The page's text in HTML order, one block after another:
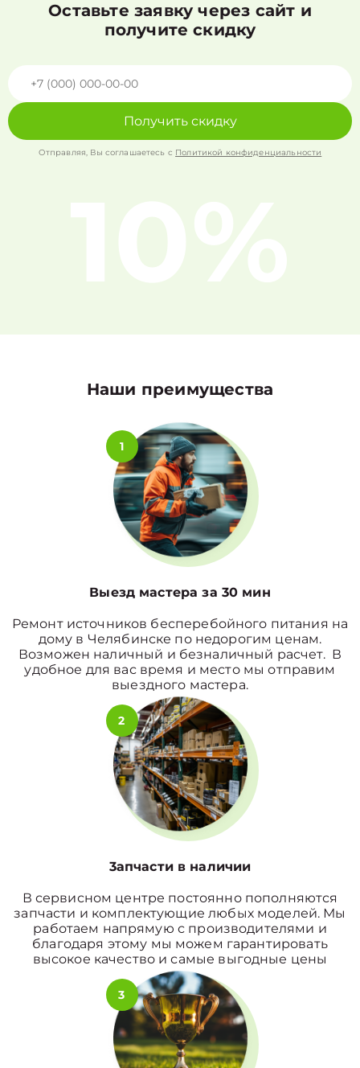
Оставьте заявку через сайт и
получите скидку
Получить скидку
Отправляя, Вы соглашаетесь с Политикой конфиденциальности
10%
Наши преимущества
1
Выезд мастера за 30 мин
Ремонт источников бесперебойного питания на
дому в Челябинске по недорогим ценам.
Возможен наличный и безналичный расчет. В
удобное для вас время и место мы отправим
выездного мастера.
2
3апчасти в наличии
В сервисном центре постоянно пополняются
запчасти и комплектующие любых моделей. Мы
работаем напрямую с производителями и
благодаря этому мы можем гарантировать
высокое качество и самые выгодные цены
3